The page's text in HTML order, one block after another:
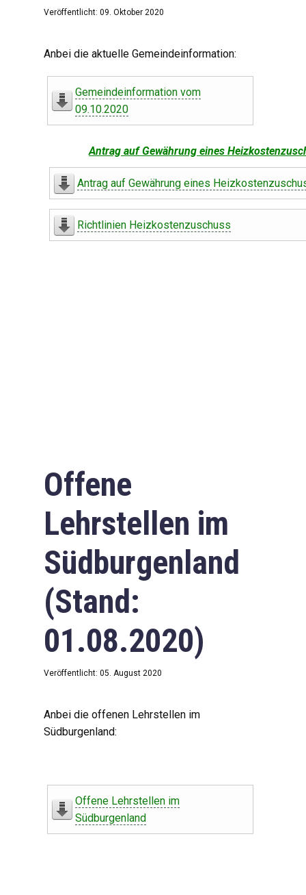
Veröffentlicht: 09. Oktober 2020
Anbei die aktuelle Gemeindeinformation:
Gemeindeinformation vom
09.10.2020
Antrag auf Gewährung eines
Antrag auf Gewährung eines
Richtlinien Heizkostenzuschuss
Offene
Lehrstellen im
Südburgenland
(Stand:
01.08.2020)
Veröffentlicht: 05. August 2020
Anbei die offenen Lehrstellen im
Südburgenland:
Offene Lehrstellen im
Südburgenland